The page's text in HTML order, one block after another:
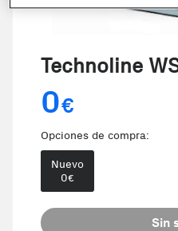
Technoline
0€
Opciones de compra:
Nuevo
0€
Sin